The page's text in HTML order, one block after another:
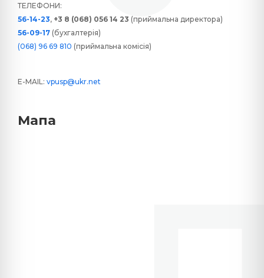
ТЕЛЕФОНИ:
56-14-23, +3 8 (068) 056 14 23 (приймальна директора)
56-09-17 (бухгалтерія)
(068) 96 69 810 (приймальна комісія)
E-MAIL: vpusp@ukr.net
Мапа